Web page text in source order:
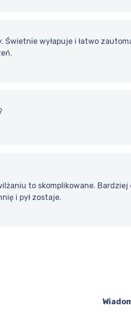
Świetnie wyłapuje i łatwo
to skomplikowane.
i pył zostaje.